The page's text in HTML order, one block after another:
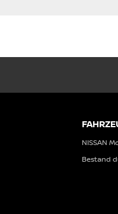
NISSAN
Bestand